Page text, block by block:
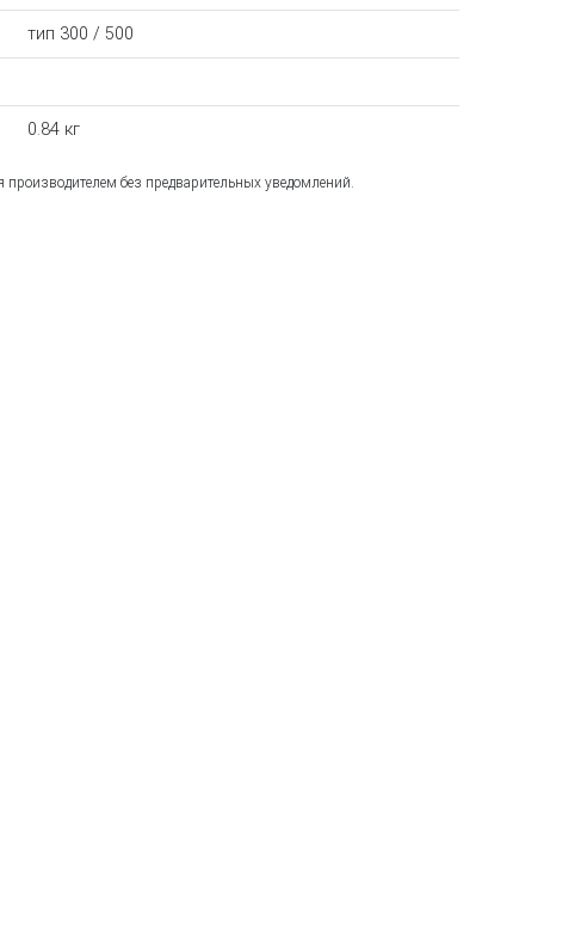
тип 300 / 500
0.84 кг
без предварительных уведомлений.